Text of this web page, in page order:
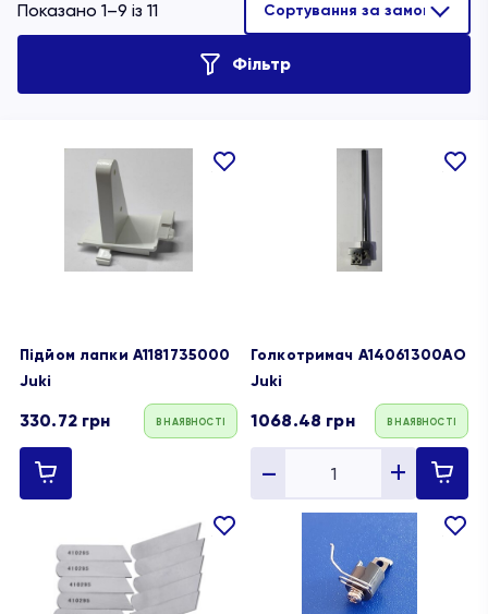
Показано 1–9 із 11
Фільтр
В
Підйом лапки A1181735000
Juki
330.72 грн В НАЯВНОСТІ
В
Голкотримач A14061300AO
Juki
1068.48 грн В НАЯВНОСТІ
В
обране
В